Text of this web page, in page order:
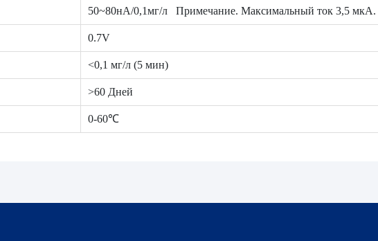
50~80нА/0,1мг/л Примечание. Максимальный ток 3,5 мкА.
0.7V
<0,1 мг/л (5 мин)
>60 Дней
0-60℃